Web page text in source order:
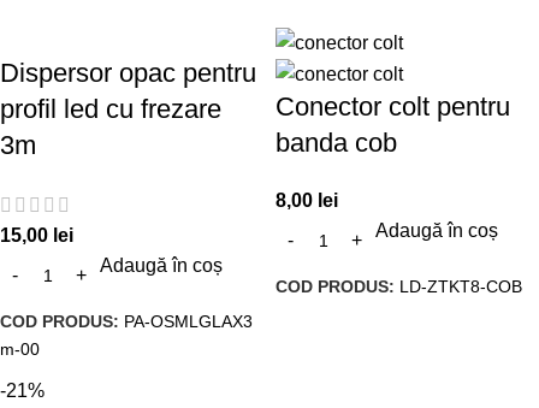
Dispersor opac pentru
profil led cu frezare
3m
15,00 lei
Adaugă în coș
COD PRODUS: PA-OSMLGLAX3
m-00
Conector colt pentru
banda cob
8,00 lei
Adaugă în coș
COD PRODUS: LD-ZTKT8-COB
-21%